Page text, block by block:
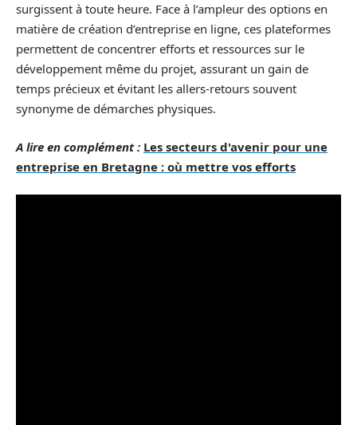
surgissent à toute heure. Face à l’ampleur des options en
matière de création d’entreprise en ligne, ces plateformes
permettent de concentrer efforts et ressources sur le
développement même du projet, assurant un gain de
temps précieux et évitant les allers-retours souvent
synonyme de démarches physiques.
A lire en complément : Les secteurs d'avenir pour une
entreprise en Bretagne : où mettre vos efforts